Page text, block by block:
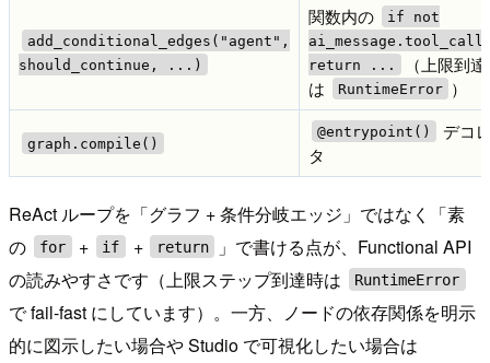
add_conditional_edges("agent",
should_continue, ...)
関数内の
if not
return ...
（上限到
は
RuntimeError ）
graph.compile()
@entrypoint()
デコ
タ
ReAct ループを「グラフ + 条件分岐エッジ」ではなく「素
の
for + if + return
」で書ける点が、Functional API
の読みやすさです（上限ステップ到達時は
RuntimeError
で fail-fast にしています）。一方、ノードの依存関係を明示
的に図示したい場合や Studio で可視化したい場合は